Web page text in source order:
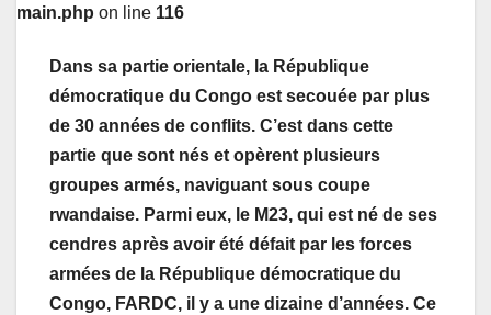
main.php on line 116
Dans sa partie orientale, la République
démocratique du Congo est secouée par plus
de 30 années de conflits. C’est dans cette
partie que sont nés et opèrent plusieurs
groupes armés, naviguant sous coupe
rwandaise. Parmi eux, le M23, qui est né de ses
cendres après avoir été défait par les forces
armées de la République démocratique du
Congo, FARDC, il y a une dizaine d’années. Ce